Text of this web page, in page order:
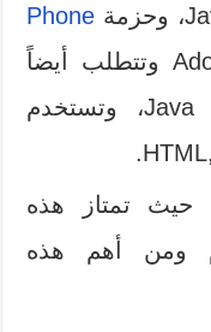
Phone
من إنتاج شركة Adobe وتتطلب أيضاً
إتقان لغة برمجة Java Script، وتستخدم
حيث تمتاز هذه
ومن أهم هذه